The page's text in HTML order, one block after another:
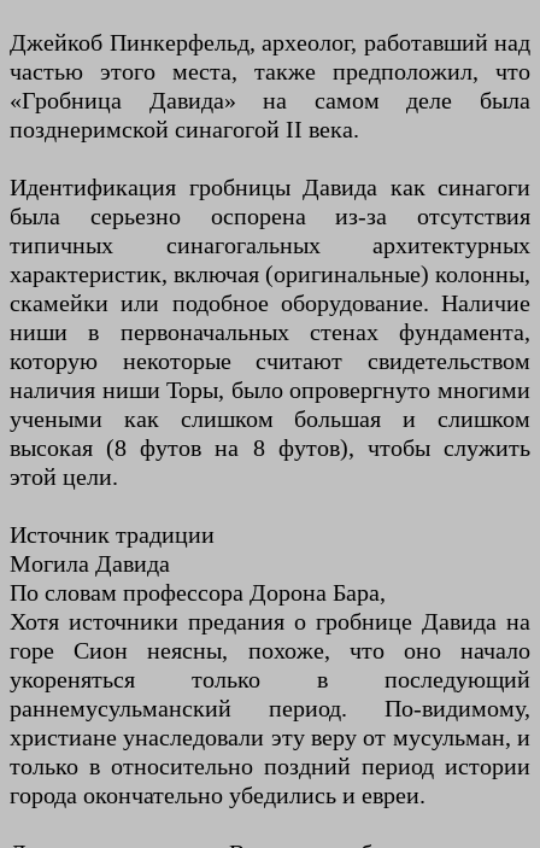
Джейкоб Пинкерфельд, археолог, работавший над
частью этого места, также предположил, что
«Гробница Давида» на самом деле была
позднеримской синагогой II века.
Идентификация гробницы Давида как синагоги
была серьезно оспорена из-за отсутствия
типичных синагогальных архитектурных
характеристик, включая (оригинальные) колонны,
скамейки или подобное оборудование. Наличие
ниши в первоначальных стенах фундамента,
которую некоторые считают свидетельством
наличия ниши Торы, было опровергнуто многими
учеными как слишком большая и слишком
высокая (8 футов на 8 футов), чтобы служить
этой цели.
Источник традиции
Могила Давида
По словам профессора Дорона Бара,
Хотя источники предания о гробнице Давида на
горе Сион неясны, похоже, что оно начало
укореняться только в последующий
раннемусульманский период. По-видимому,
христиане унаследовали эту веру от мусульман, и
только в относительно поздний период истории
города окончательно убедились и евреи.